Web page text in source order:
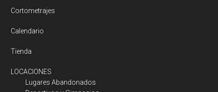
Cortometrajes
Calendario
Tienda
LOCACIONES
Lugares Abandonados